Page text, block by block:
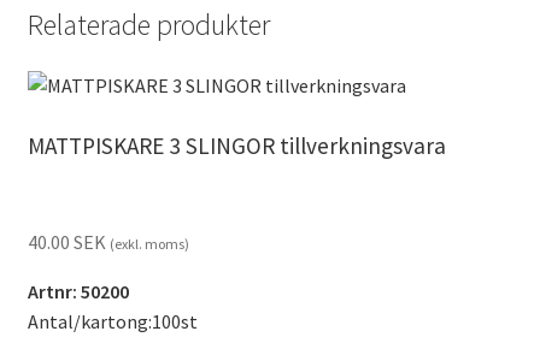
Relaterade produkter
MATTPISKARE 3 SLINGOR tillverkningsvara
40.00 SEK (exkl. moms)
Artnr: 50200
Antal/kartong:100st